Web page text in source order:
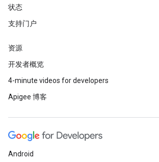
状态
支持门户
资源
开发者概览
4-minute videos for developers
Apigee 博客
Android